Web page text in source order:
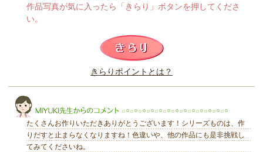
このレビューは参考になりましたか？
作品写真が気に入ったら「きらり」ボタンを押してくださ
い。
きらりポイントとは？
たくさんお作りいただきありがとうございます！シリーズものは、作
りだすと止まらなくなりますね！色違いや、他の作品にも是非挑戦し
てみてくださいね。